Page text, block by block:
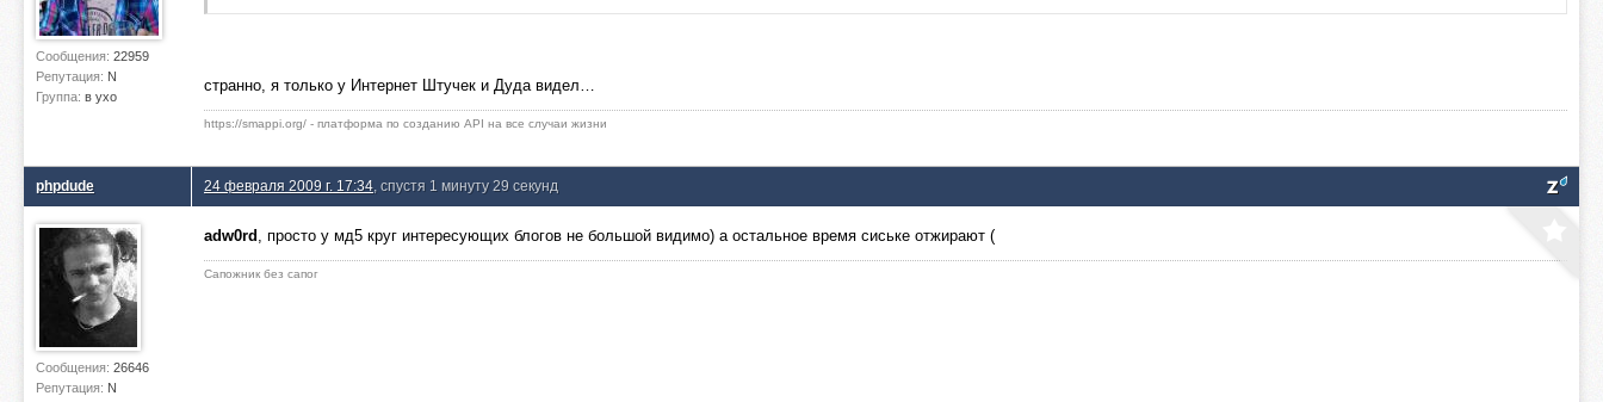
Сообщения: 22959
Репутация: N
Группа: в ухо
странно, я только у Интернет Штучек и Дуда видел…
https://smappi.org/ - платформа по созданию API на все случаи жизни
phpdude
Сообщения: 26646
Репутация: N
24 февраля 2009 г. 17:34 , спустя 1 минуту 29 секунд
adw0rd , просто у мд5 круг интересующих блогов не большой видимо) а остальное время сиське отжирают (
Сапожник без сапог